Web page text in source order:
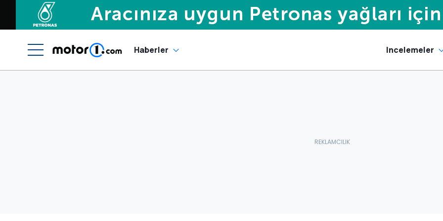
Haberler Incelemeler